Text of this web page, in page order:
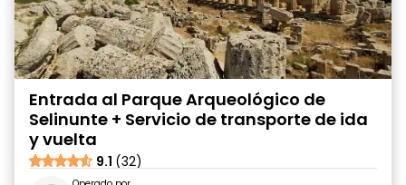
Entrada al Parque Arqueológico de
Selinunte + Servicio de transporte de ida
y vuelta
9.1 (32)